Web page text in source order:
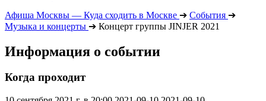
Афиша Москвы — Куда сходить в Москве ➔ События ➔
Музыка и концерты ➔ Концерт группы JINJER 2021
Информация о событии
Когда проходит